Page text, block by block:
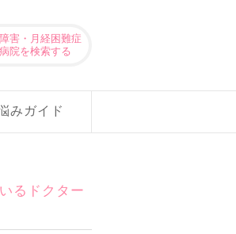
害・月経困難症
院を検索する
みガイド
るドクター